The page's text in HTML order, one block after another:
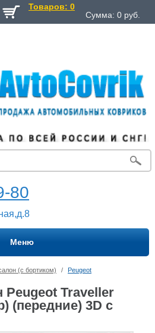
Товаров: 0
Сумма: 0 руб.
80
Меню
(с бортиком) / Peugeot
Peugeot Traveller
(передние) 3D с